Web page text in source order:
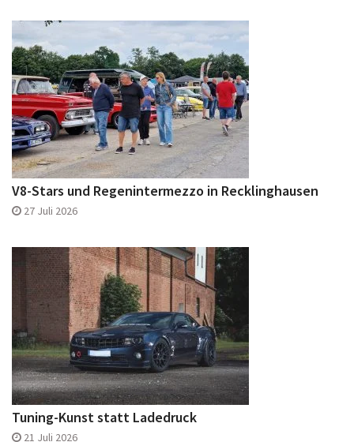
V8-Stars und Regenintermezzo in Recklinghausen
27 Juli 2026
Tuning-Kunst statt Ladedruck
21 Juli 2026